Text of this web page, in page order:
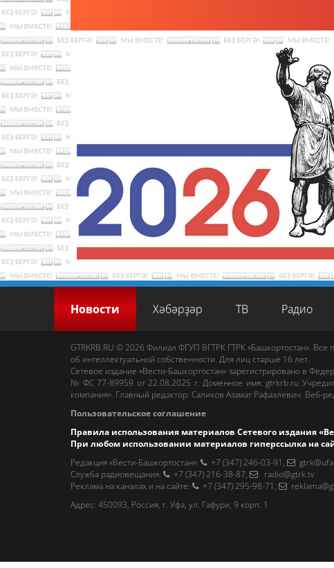
Новости Хәбәрҙәр ТВ Радио
GTRKRB.RU © 2026 Филиал ФГУП ВГТРК ГТРК «Башкортостан». Все
об интеллектуальной собственности. Для лиц старше 16 лет.
Сетевое издание «Вести-Башкортостан» зарегистрировано в
№ ФС 77-89959 от 22.08.2025 г. Доменное имя:gtrkrb.ru
компания». Главный редактор: Салихов Азамат Рафаэлевич. Веб-
Пользовательское соглашение
Правила использования материалов Сетевого издания
При любом использовании материалов гиперссылка на
Редакция «Вести-Башкортостан»: +7 (347) 246-03-91 ,
Cлужба радиовещания: +7 (347) 216-38-87,
radio@gtrk.tv
Реклама на каналах и на сайте: +7 (347) 295-98-71 ,
Адрес: 450093, Россия, г. Уфа, ул. Гафури, 9 корп. 1